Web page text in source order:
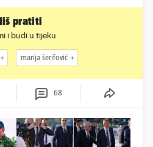
pratiti
i budi u tijeku
marija šerifović
68